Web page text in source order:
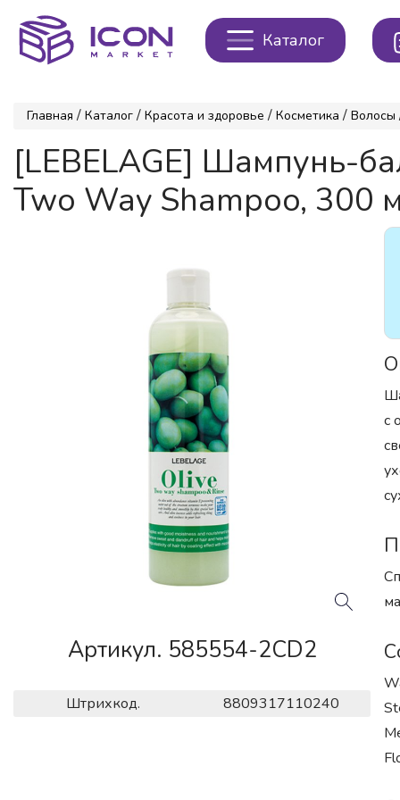
Каталог
Главная / Каталог / Красота и здоровье / Косметика / Волосы
[LEBELAGE] Шампунь-
Two Way Shampoo, 300
Артикул. 585554-2CD2
Штрихкод. 8809317110240
с